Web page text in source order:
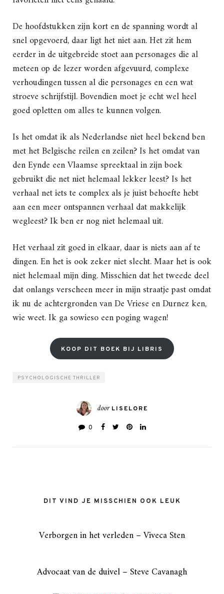
De hoofdstukken zijn kort en de spanning wordt al
snel opgevoerd, daar ligt het niet aan. Het zit hem
eerder in de uitgebreide stoet aan personages die al
meteen op de lezer worden afgevuurd, complexe
verhoudingen tussen al die personages en een wat
stroeve schrijfstijl. Bovendien moet je echt wel heel
goed opletten om alles te kunnen volgen.
Is het omdat ik als Nederlandse niet heel bekend ben
met het Belgische reilen en zeilen? Is het omdat van
den Eynde een Vlaamse spreektaal in zijn boek
gebruikt die net niet helemaal lekker leest? Is het
verhaal net iets te complex als je juist behoefte hebt
aan een meer ontspannen verhaal dat makkelijk
wegleest? Ik ben er nog niet helemaal uit.
Het verhaal zit goed in elkaar, daar is niets aan af te
dingen. En het is ook zeker niet slecht. Maar het is ook
niet helemaal mijn ding. Misschien dat het tweede deel
dat onlangs verscheen meer in mijn straatje past omdat
ik nu de achtergronden van De Vriese en Durnez ken,
wie weet. Ik ga sowieso een poging wagen!
KOOP DIT BOEK BIJ LIBRIS
PSYCHOLOGISCHE THRILLER
door LISELORE
0
DIT VIND JE MISSCHIEN OOK LEUK
Verborgen in het verleden – Viveca Sten
Advocaat van de duivel – Steve Cavanagh